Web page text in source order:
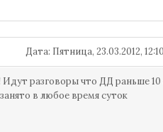
Дата: Пятница, 23.03.2012,
разговоры что ДД раньше
в любое время суток